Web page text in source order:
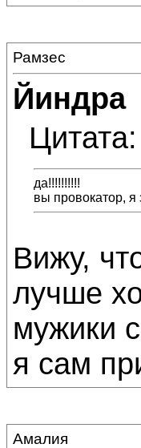
Рамзес
Йиндра
Цитата:
да!!!!!!!!!!
вы провокатор, я
Вижу,
лучше
мужики
я сам
Амалия